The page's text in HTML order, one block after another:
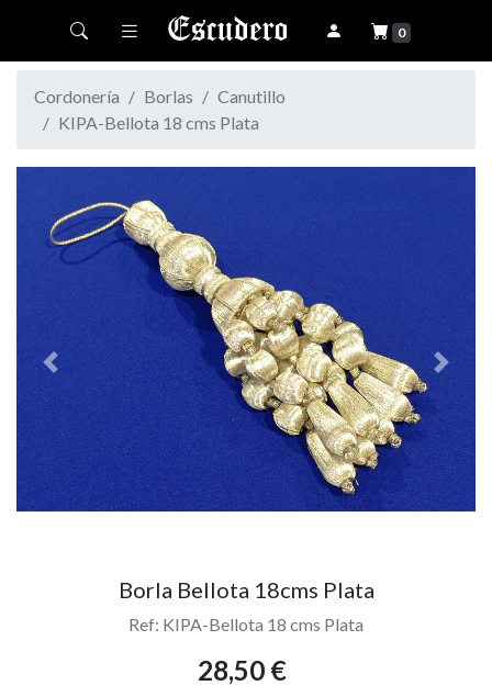
Toggle navigation 0
Cordonería Borlas
Canutillo
KIPA-Bellota 18 cms Plata
Previous Next
Borla Bellota 18cms Plata
Ref: KIPA-Bellota 18 cms Plata
28,50 €